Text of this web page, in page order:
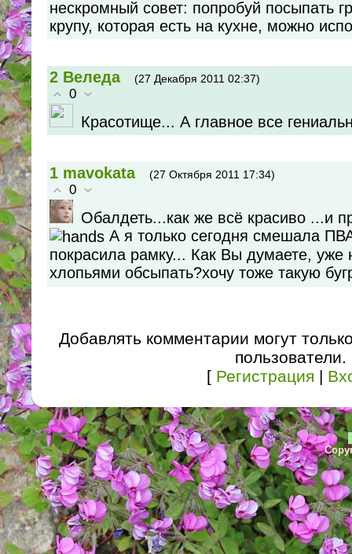
нескромный совет: попробуй посыпать
крупу, которая есть на кухне, можно
2 Веледа (27 Декабря 2011 02:37)
0
Красотище... А главное все
1 mavokata (27 Октября 2011 17:34)
0
Обалдеть...как же всё красиво ...и
А я только сегодня смешала
покрасила рамку... Как Вы думаете, уже
хлопьями обсыпать?хочу тоже такую
Добавлять комментарии могут
пользователи.
[ Регистрация |